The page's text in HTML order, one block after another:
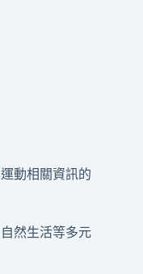
動相關資訊的
然生活等多元